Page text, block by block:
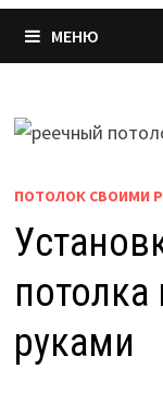
МЕНЮ
ПОТОЛОК СВОИМИ
руками